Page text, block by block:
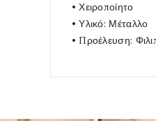
• Χειροποίητο
• Υλικό: Μέταλλο
• Προέλευση: